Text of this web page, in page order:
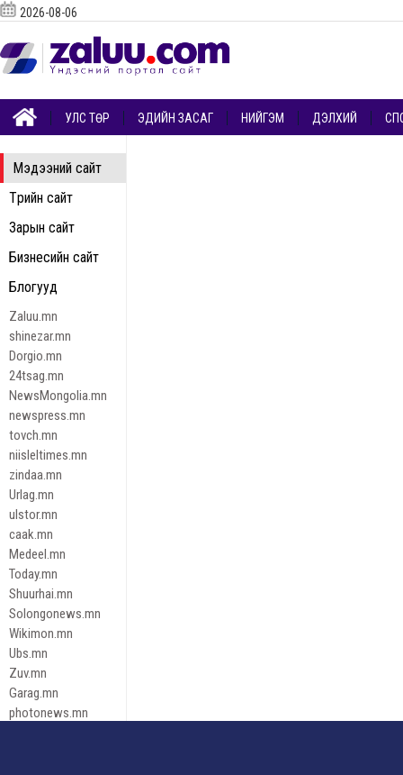
Мэдээний сайт
Төрийн сайт
Зарын сайт
Бизнесийн сайт
Блогууд
Zaluu.mn
shinezar.mn
Dorgio.mn
24tsag.mn
NewsMongolia.mn
newspress.mn
tovch.mn
niisleltimes.mn
zindaa.mn
Urlag.mn
ulstor.mn
caak.mn
Medeel.mn
Today.mn
Shuurhai.mn
Solongonews.mn
Wikimon.mn
Ubs.mn
Zuv.mn
Garag.mn
photonews.mn
2026-08-06
УЛС ТӨР ЭДИЙН ЗАСАГ НИЙГЭМ ДЭЛХИЙ